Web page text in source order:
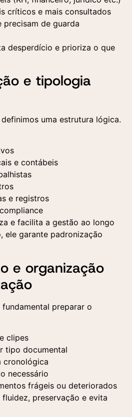
críticos e mais consultados
precisam de guarda
desperdício e prioriza o que
e tipologia
uma estrutura lógica.
e contábeis
e registros
e facilita a gestão ao longo
ele garante padronização
e organização
preparar o
clipes
tipo documental
cronológica
necessário
frágeis ou deteriorados
preservação e evita
Aceito a utilização
comercial e o
recebimento de
materiais publicitários
Aceito a utilização
comercial e o
recebimento de
materiais publicitários
Aceito a utilização
de um contato
comercial e o
recebimento de
Privacidade